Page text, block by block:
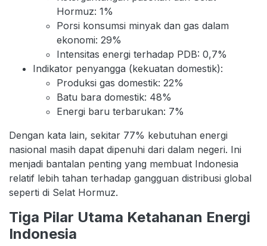
Hormuz: 1%
Porsi konsumsi minyak dan gas dalam
ekonomi: 29%
Intensitas energi terhadap PDB: 0,7%
Indikator penyangga (kekuatan domestik):
Produksi gas domestik: 22%
Batu bara domestik: 48%
Energi baru terbarukan: 7%
Dengan kata lain, sekitar 77% kebutuhan energi
nasional masih dapat dipenuhi dari dalam negeri. Ini
menjadi bantalan penting yang membuat Indonesia
relatif lebih tahan terhadap gangguan distribusi global
seperti di Selat Hormuz.
Tiga Pilar Utama Ketahanan Energi
Indonesia